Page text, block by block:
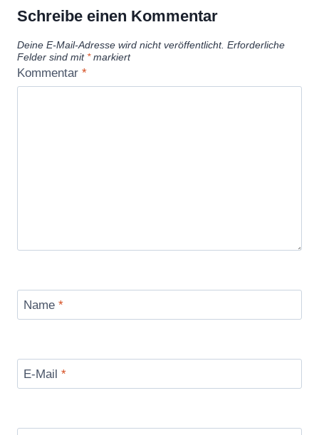
Schreibe einen Kommentar
Deine E-Mail-Adresse wird nicht veröffentlicht. Erforderliche
Felder sind mit *markiert
Kommentar *
Name *
E-Mail *